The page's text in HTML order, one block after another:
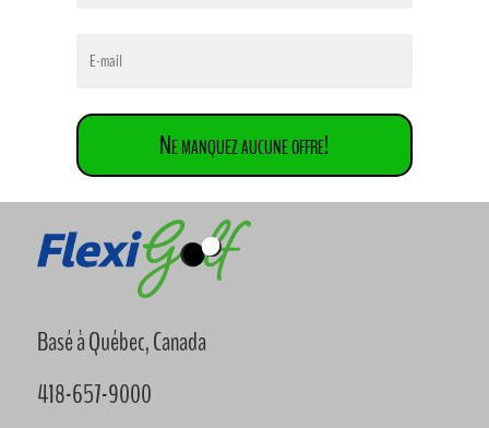
Ne manquez aucune offre!
Basé à Québec, Canada
418-657-9000